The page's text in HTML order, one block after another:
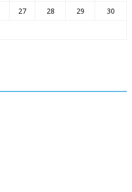
27 28 29
30